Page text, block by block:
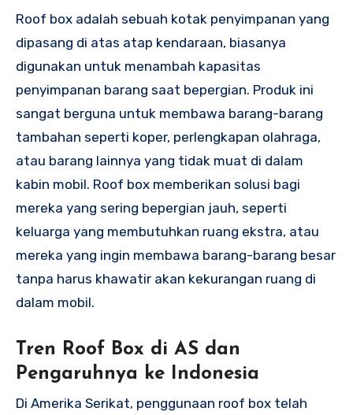
Roof box adalah sebuah kotak penyimpanan yang
dipasang di atas atap kendaraan, biasanya
digunakan untuk menambah kapasitas
penyimpanan barang saat bepergian. Produk ini
sangat berguna untuk membawa barang-barang
tambahan seperti koper, perlengkapan olahraga,
atau barang lainnya yang tidak muat di dalam
kabin mobil. Roof box memberikan solusi bagi
mereka yang sering bepergian jauh, seperti
keluarga yang membutuhkan ruang ekstra, atau
mereka yang ingin membawa barang-barang besar
tanpa harus khawatir akan kekurangan ruang di
dalam mobil.
Tren Roof Box di AS dan
Pengaruhnya ke Indonesia
Di Amerika Serikat, penggunaan roof box telah